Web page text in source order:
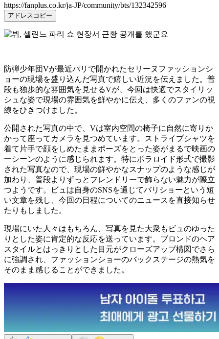
https://fanplus.co.kr/ja-JP/community/bts/132342596
アドレスコピー
防弾少年団Vが最近パリで開かれたセリーヌファッションシ
ョーの現場を盛り込んだ写真で嬉しい近況を伝えました。普
段も独歩的な雰囲気を見せるVが、今回は快適でスタイリッ
シュな姿で現場の雰囲気を鮮やかに伝え、多くのファンの視
線をひきつけました。
公開された写真の中で、Vは室内空間の椅子に自然に寄りか
かって座ってカメラを見つめています。ストライプシャツを
着て片手で顔をしめたままポーズをとった姿がまるで映画の
一シーンのように感じられます。特にポラロイド形式で撮影
された写真なので、現場の鮮やかなスナップのような感じが
加わり、普段よりずっとフレンドリーで飾らない魅力が際立
つようです。ビュは自身のSNSを通じてパリショーという短
い文章を残し、今回の日程についてのニュースを直接知らせ
たりもしました。
現場にいた人々はもちろん、写真を見た大衆もビュのゆった
りとした姿に肯定的な反応を送っています。ブロンドのヘア
スタイルとはっきりとした目元がクローズアップ構図でさら
に強調され、ファッションショーのバックステージの熱気を
そのまま感じることができました。